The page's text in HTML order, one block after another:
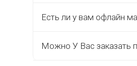
Есть ли у вам офлайн
Можно У Вас заказать